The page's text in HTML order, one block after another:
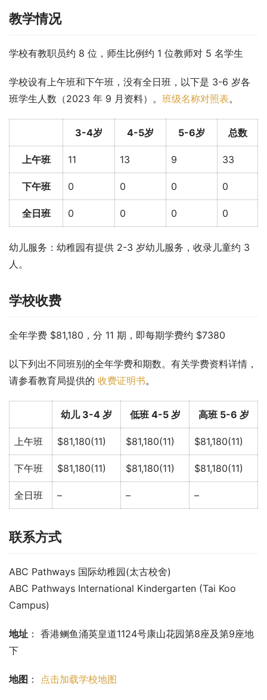
教学情况
学校有教职员约 8 位，师生比例约 1 位教师对 5 名学生
学校设有上午班和下午班，没有全日班，以下是 3-6 岁各
班学生人数（2023 年 9 月资料）。 班级名称对照表。
3-4岁 4-5岁 5-6岁 总数
上午班 11 13 9 33
下午班 0 0 0 0
全日班 0 0 0 0
幼儿服务：幼稚园有提供 2-3 岁幼儿服务，收录儿童约 3
人。
学校收费
全年学费 $81,180，分 11 期，即每期学费约 $7380
以下列出不同班别的全年学费和期数。有关学费资料详情，
请参看教育局提供的 收费证明书。
幼儿 3-4 岁 低班 4-5 岁 高班 5-6 岁
上午班 $81,180(11) $81,180(11) $81,180(11)
下午班 $81,180(11) $81,180(11) $81,180(11)
全日班 – – –
联系方式
ABC Pathways 国际幼稚园(太古校舍)
ABC Pathways International Kindergarten (Tai Koo
Campus)
地址 ： 香港鲗鱼涌英皇道1124号康山花园第8座及第9座地
下
地图 ： 点击加载学校地图